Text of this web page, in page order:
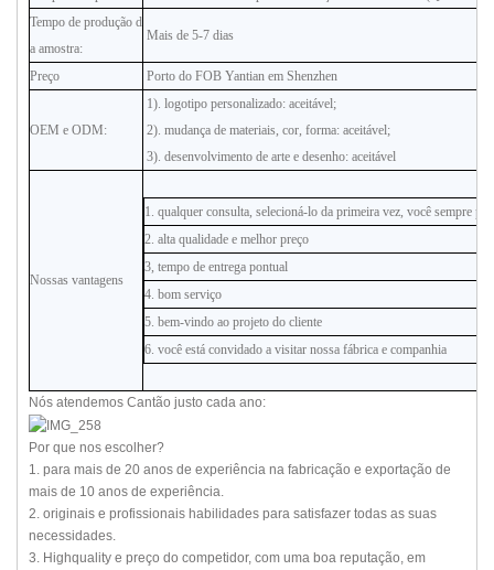
Tempo de produção d
a amostra:
Mais de 5-7 dias
Preço Porto do FOB Yantian em Shenzhen
OEM e ODM:
1). logotipo personalizado: aceitável;
2). mudança de materiais, cor, forma: aceitável;
3). desenvolvimento de arte e desenho: aceitável
Nossas vantagens
1. qualquer consulta, selecioná-lo da primeira vez, você sempre
2. alta qualidade e melhor preço
3, tempo de entrega pontual
4. bom serviço
5. bem-vindo ao projeto do cliente
6. você está convidado a visitar nossa fábrica e companhia
Nós atendemos Cantão justo cada ano:
Por que nos escolher?
1. para mais de 20 anos de experiência na fabricação e exportação de
mais de 10 anos de experiência.
2. originais e profissionais habilidades para satisfazer todas as suas
necessidades.
3. Highquality e preço do competidor, com uma boa reputação, em